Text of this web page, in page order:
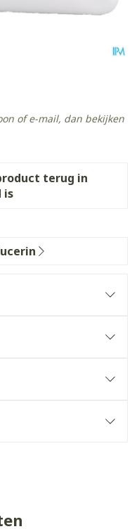
terug in
is
of e-mail, dan bekijken